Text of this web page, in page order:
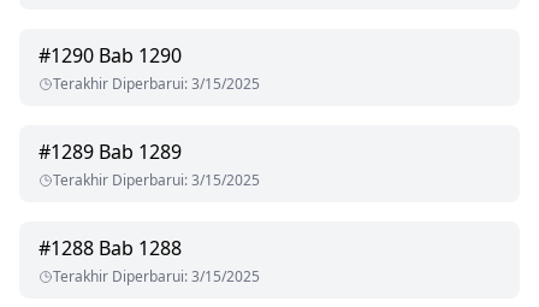
#1290 Bab 1290
Terakhir Diperbarui:3/15/2025
#1289 Bab 1289
Terakhir Diperbarui:3/15/2025
#1288 Bab 1288
Terakhir Diperbarui:3/15/2025